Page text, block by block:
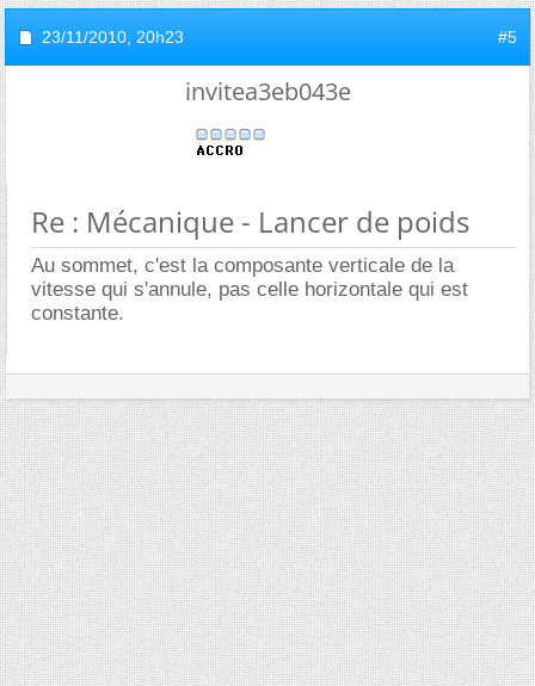
23/11/2010, 20h23 #5
invitea3eb043e
Re : Mécanique - Lancer de poids
Au sommet, c'est la composante verticale de la
vitesse qui s'annule, pas celle horizontale qui est
constante.